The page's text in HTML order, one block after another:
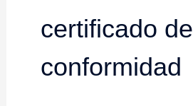
certificado de
conformidad